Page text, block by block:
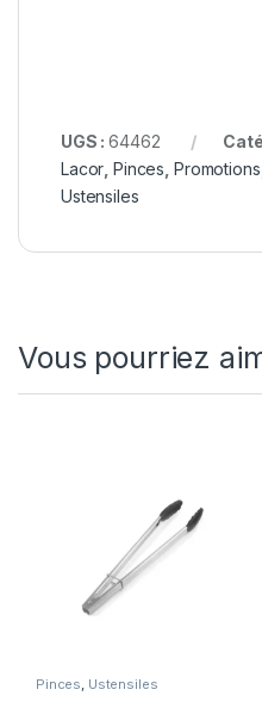
UGS :64462
Lacor ,Pinces Promotions
Ustensiles
Vous pourriez
Pinces, Ustensiles